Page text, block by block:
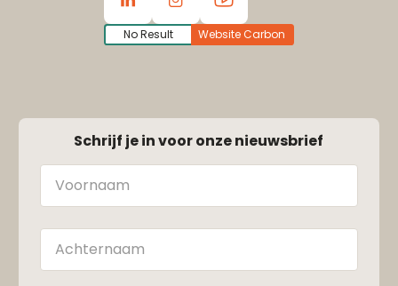
No Result Website Carbon
Schrijf je in voor onze nieuwsbrief
Naam
Achternaam